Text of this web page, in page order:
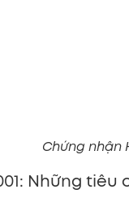
Chứng nhận
Những